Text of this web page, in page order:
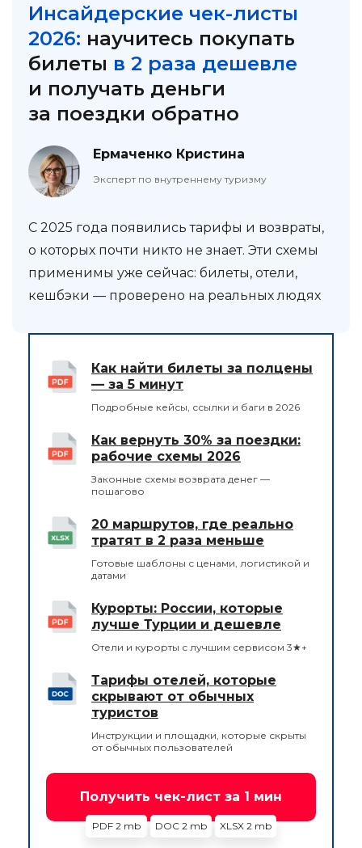
Инсайдерские чек-листы
2026: научитесь покупать
билеты в 2 раза дешевле
и получать деньги
за поездки обратно
Ермаченко Кристина
Эксперт по внутреннему туризму
С 2025 года появились тарифы и возвраты,
о которых почти никто не знает. Эти схемы
применимы уже сейчас: билеты, отели,
кешбэки — проверено на реальных людях
Как найти билеты за полцены
— за 5 минут
Подробные кейсы, ссылки и баги в 2026
Как вернуть 30% за поездки:
рабочие схемы 2026
Законные схемы возврата денег —
пошагово
20 маршрутов, где реально
тратят в 2 раза меньше
Готовые шаблоны с ценами, логистикой и
датами
Курорты: России, которые
лучше Турции и дешевле
Отели и курорты с лучшим сервисом 3★+
Тарифы отелей, которые
скрывают от обычных
туристов
Инструкции и площадки, которые скрыты
от обычных пользователей
Получить чек-лист за 1 мин
PDF 2 mb DOC 2 mb XLSX 2 mb